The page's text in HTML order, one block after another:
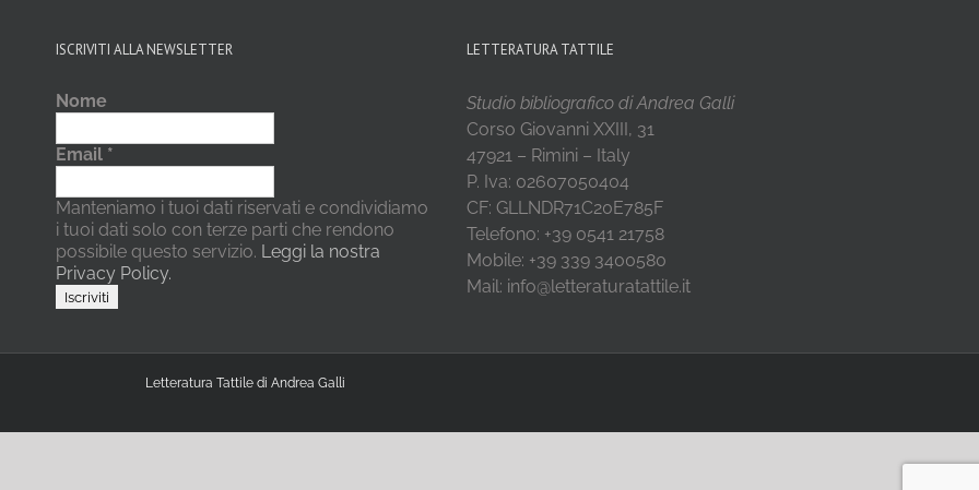
ISCRIVITI ALLA NEWSLETTER
Nome
Email *
Manteniamo i tuoi dati riservati e condividiamo
i tuoi dati solo con terze parti che rendono
possibile questo servizio. Leggi la nostra
Privacy Policy.
LETTERATURA TATTILE
Studio bibliografico di Andrea Galli
Corso Giovanni XXIII, 31
47921 – Rimini – Italy
P. Iva: 02607050404
CF: GLLNDR71C20E785F
Telefono: +39 0541 21758
Mobile: +39 339 3400580
Mail: info@letteraturatattile.it
Letteratura Tattile di Andrea Galli